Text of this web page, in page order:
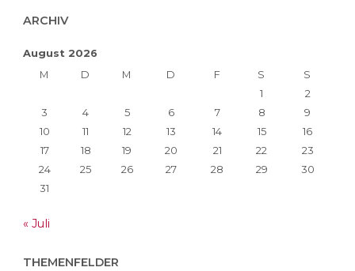
ARCHIV
August 2026
M
D M D F S
S
1
2
3
4 5 6 7 8
9
10
11 12 13 14 15
16
17
18 19 20 21 22
23
24
25 26 27 28 29
30
31
« Juli
THEMENFELDER